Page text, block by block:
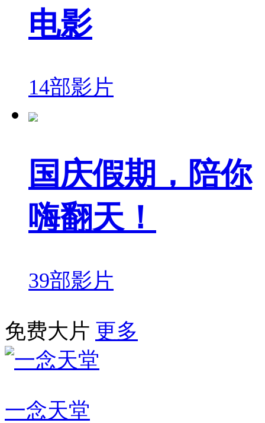
电影
14部影片
国庆假期，陪你
嗨翻天！
39部影片
免费大片 更多
一念天堂